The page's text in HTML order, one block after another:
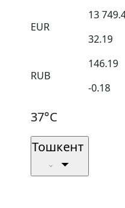
EUR
13
32.19
RUB
146.19
-0.18
37°C
Тошкент